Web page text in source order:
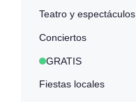
Teatro y espectáculos
Conciertos
GRATIS
Fiestas locales